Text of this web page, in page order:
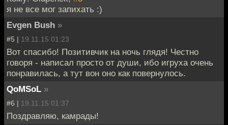
я не все мог запихать :)
Evgen Bush »
#5 | 19.11.15 01:23
Вот спасибо! Позитивчик на ночь глядя! Честно
говоря - написал просто от души, ибо игруха очень
понравилась, а тут вон оно как повернулось.
QoMSoL »
#6 | 19.11.15 01:37
Поздравляю, камрады!